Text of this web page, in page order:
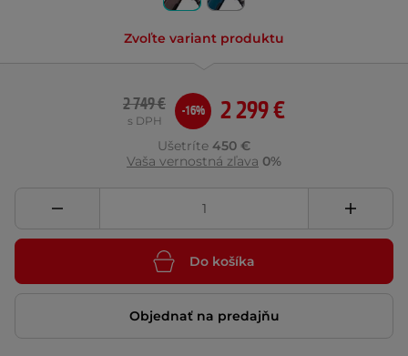
Zvoľte variant produktu
2 299 €
2 749 €
s DPH
-16%
Ušetríte 450 €
Vaša vernostná zľava 0%
Do košíka
Objednať na predajňu